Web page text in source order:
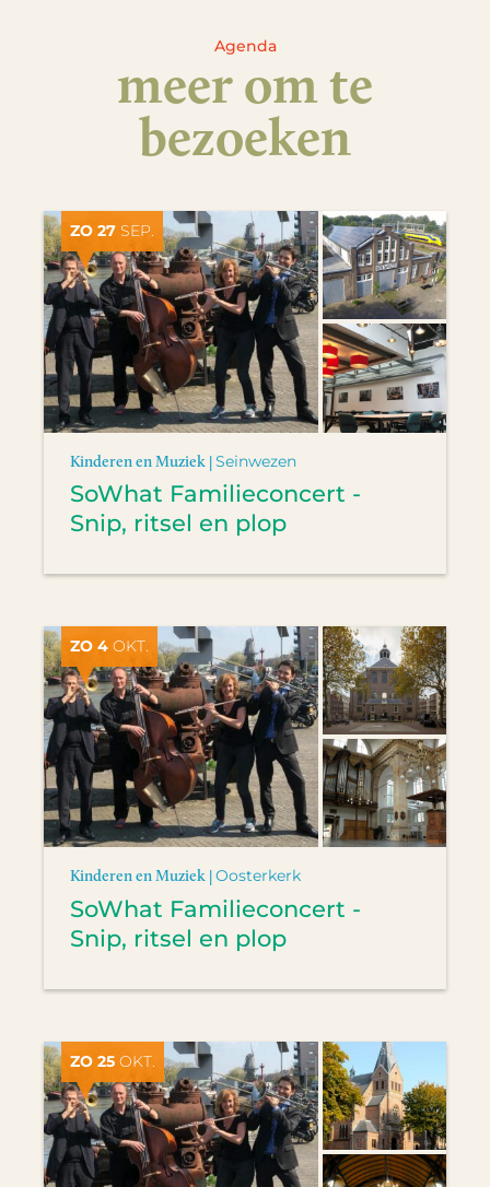
Agenda
meer om te
bezoeken
ZO 27 SEP.
Kinderen en Muziek |Seinwezen
SoWhat Familieconcert -
Snip, ritsel en plop
ZO 4 OKT.
Kinderen en Muziek |Oosterkerk
SoWhat Familieconcert -
Snip, ritsel en plop
ZO 25 OKT.